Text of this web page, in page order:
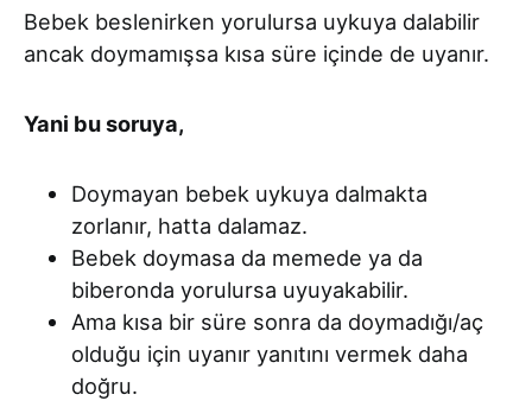
Bebek beslenirken yorulursa uykuya dalabilir
ancak doymamışsa kısa süre içinde de uyanır.
Yani bu soruya,
Doymayan bebek uykuya dalmakta
zorlanır, hatta dalamaz.
Bebek doymasa da memede ya da
biberonda yorulursa uyuyakabilir.
Ama kısa bir süre sonra da doymadığı/aç
olduğu için uyanır yanıtını vermek daha
doğru.